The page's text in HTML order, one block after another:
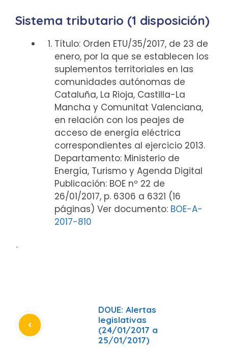
Sistema tributario (1 disposición)
Título: Orden ETU/35/2017, de 23 de
enero, por la que se establecen los
suplementos territoriales en las
comunidades autónomas de
Cataluña, La Rioja, Castilla-La
Mancha y Comunitat Valenciana,
en relación con los peajes de
acceso de energía eléctrica
correspondientes al ejercicio 2013.
Departamento: Ministerio de
Energía, Turismo y Agenda Digital
Publicación: BOE nº 22 de
26/01/2017, p. 6306 a 6321 (16
páginas) Ver documento: BOE-A-
2017-810
ᐧ
DOUE: Alertas
legislativas
(24/01/2017 a
25/01/2017)